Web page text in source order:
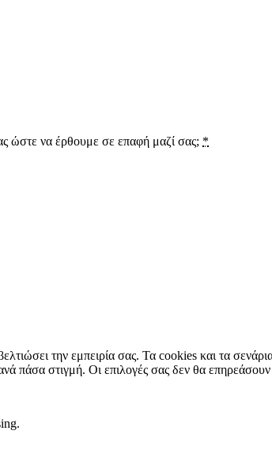
ώστε να έρθουμε σε επαφή μαζί σας; *
την εμπειρία σας. Τα cookies και τα
πάσα στιγμή. Οι επιλογές σας δεν θα